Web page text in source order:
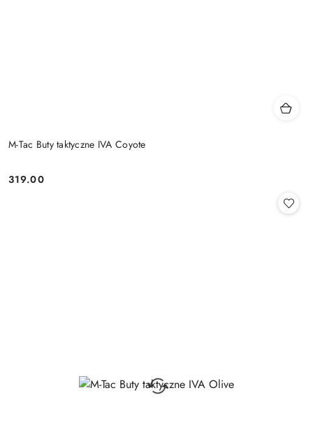
M-Tac Buty taktyczne IVA Coyote
Cena:
319.00